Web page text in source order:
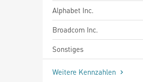
Alphabet Inc.
Broadcom Inc.
Sonstiges
Weitere Kennzahlen